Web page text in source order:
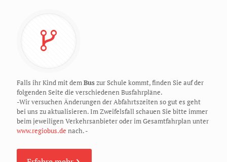
Falls ihr Kind mit demBuszur Schule kommt, finden Sie auf der
folgenden Seite die verschiedenen Busfahrpläne.
-Wir versuchen Änderungen der Abfahrtszeiten so gut es geht
bei uns zu aktualisieren. Im Zweifelsfall schauen Sie bitte immer
beim jeweiligen Verkehrsanbieter oder im Gesamtfahrplan unter
www.regiobus.de nach. -